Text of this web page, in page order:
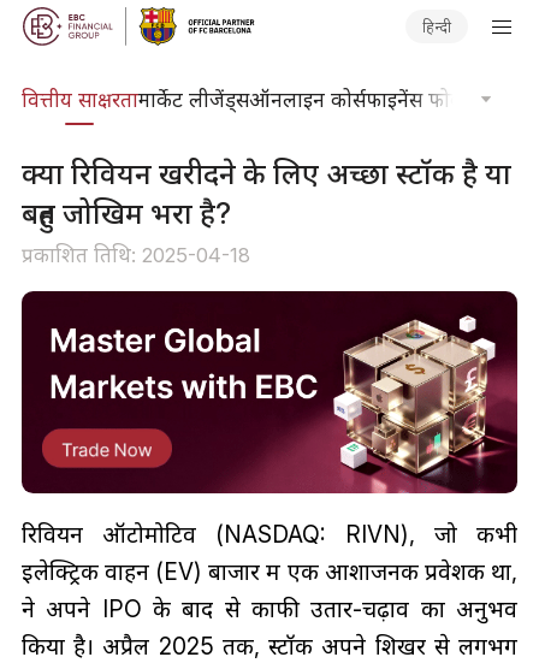
हिन्दी
वित्तीय साक्षरतामार्केट लीजेंड्सऑनलाइन कोर्सफाइनेंस फोकस
क्या रिवियन खरीदने के लिए अच्छा स्टॉक है या
बहुत जोखिम भरा है?
प्रकाशित तिथि: 2025-04-18
रिवियन ऑटोमोटिव (NASDAQ: RIVN), जो कभी
इलेक्ट्रिक वाहन (EV) बाजार में एक आशाजनक प्रवेशक था,
ने अपने IPO के बाद से काफी उतार-चढ़ाव का अनुभव
किया है। अप्रैल 2025 तक, स्टॉक अपने शिखर से लगभग